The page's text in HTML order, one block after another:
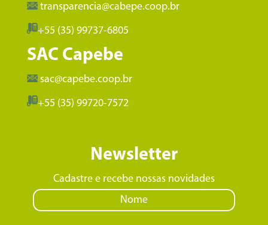
transparencia@cabepe.coop.br
+55 (35) 99737-6805
SAC Capebe
sac@capebe.coop.br
+55 (35) 99720-7572
Newsletter
Cadastre e recebe nossas novidades